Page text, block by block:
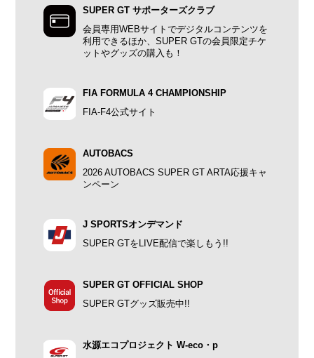
SUPER GT サポーターズクラブ
会員専用WEBサイトでデジタルコンテンツを
利用できるほか、SUPER GTの会員限定チケ
ットやグッズの購入も！
FIA FORMULA 4 CHAMPIONSHIP
FIA-F4公式サイト
AUTOBACS
2026 AUTOBACS SUPER GT ARTA応援キャ
ンペーン
J SPORTSオンデマンド
SUPER GTをLIVE配信で楽しもう!!
SUPER GT OFFICIAL SHOP
SUPER GTグッズ販売中!!
水源エコプロジェクト W-eco・p